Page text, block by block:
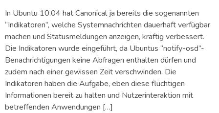
In Ubuntu 10.04 hat Canonical ja bereits die sogenannten
“Indikatoren”, welche Systemnachrichten dauerhaft verfügbar
machen und Statusmeldungen anzeigen, kräftig verbessert.
Die Indikatoren wurde eingeführt, da Ubuntus “notify-osd”-
Benachrichtigungen keine Abfragen enthalten dürfen und
zudem nach einer gewissen Zeit verschwinden. Die
Indikatoren haben die Aufgabe, eben diese flüchtigen
Informationen bereit zu halten und Nutzerinteraktion mit
betreffenden Anwendungen […]